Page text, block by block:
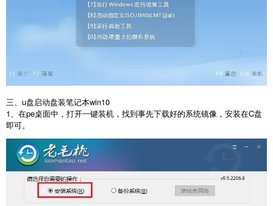
三、u盘启动盘装笔记本win10
1、在pe桌面中，打开一键装机，找到事先下载好的系统镜像，安装在C盘
即可。